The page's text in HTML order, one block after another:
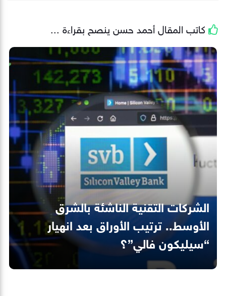
كاتب المقالأحمد حسن ينصح بقراءة ...
الشركات التقنية الناشئة بالشرق
الأوسط.. ترتيب الأوراق بعد انهيار
“سيليكون فالي”؟